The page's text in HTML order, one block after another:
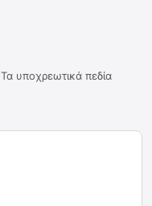
Τα υποχρεωτικά πεδία